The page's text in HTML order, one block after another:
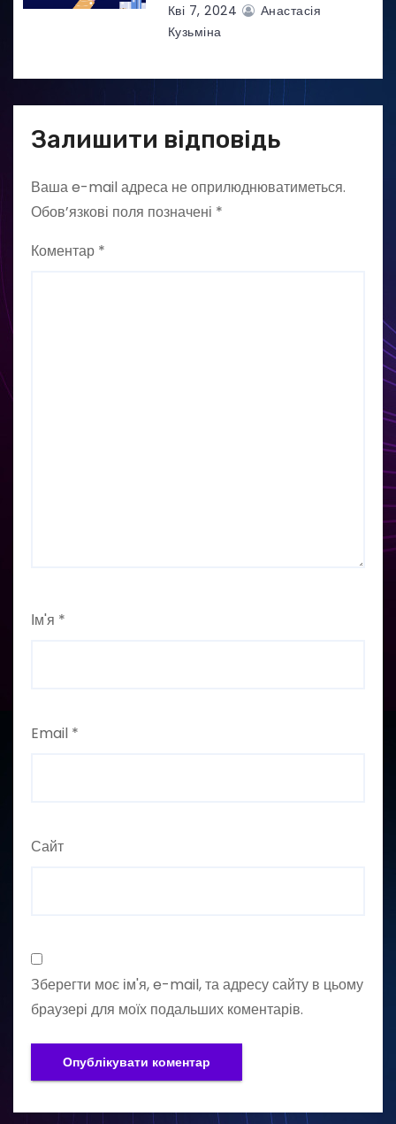
Кві 7, 2024
Анастасія
Кузьміна
Залишити відповідь
Ваша e-mail адреса не оприлюднюватиметься.
Обов’язкові поля позначені *
Коментар *
Ім'я *
Email *
Сайт
Зберегти моє ім'я, e-mail, та адресу сайту в цьому
браузері для моїх подальших коментарів.